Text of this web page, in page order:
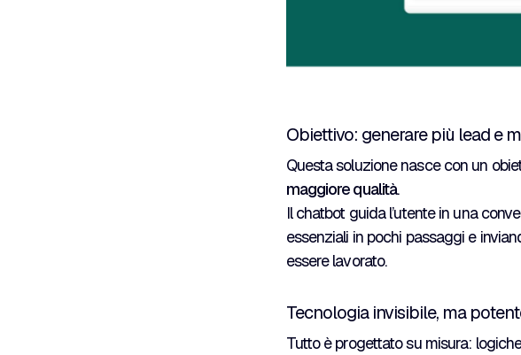
Obiettivo: generare più lead e
Questa soluzione nasce con un
maggiore qualità.
Il chatbot guida l’utente in una
essenziali in pochi passaggi e
essere lavorato.
Tecnologia invisibile, ma
Tutto è progettato su misura: